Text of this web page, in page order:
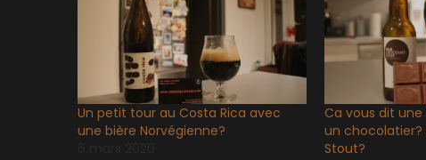
Un petit tour au Costa Rica avec
une bière Norvégienne?
Ca vous dit
un chocolatier?
Stout?